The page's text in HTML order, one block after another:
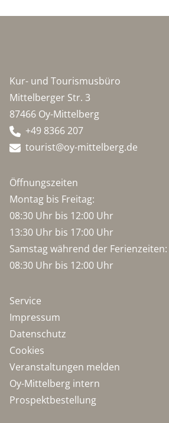
Kur- und Tourismusbüro
Mittelberger Str. 3
87466 Oy-Mittelberg
+49 8366 207
tourist@oy-mittelberg.de
Öffnungszeiten
Montag bis Freitag:
08:30 Uhr bis 12:00 Uhr
13:30 Uhr bis 17:00 Uhr
Samstag während der Ferienzeiten:
08:30 Uhr bis 12:00 Uhr
Service
Impressum
Datenschutz
Cookies
Veranstaltungen melden
Oy-Mittelberg intern
Prospektbestellung